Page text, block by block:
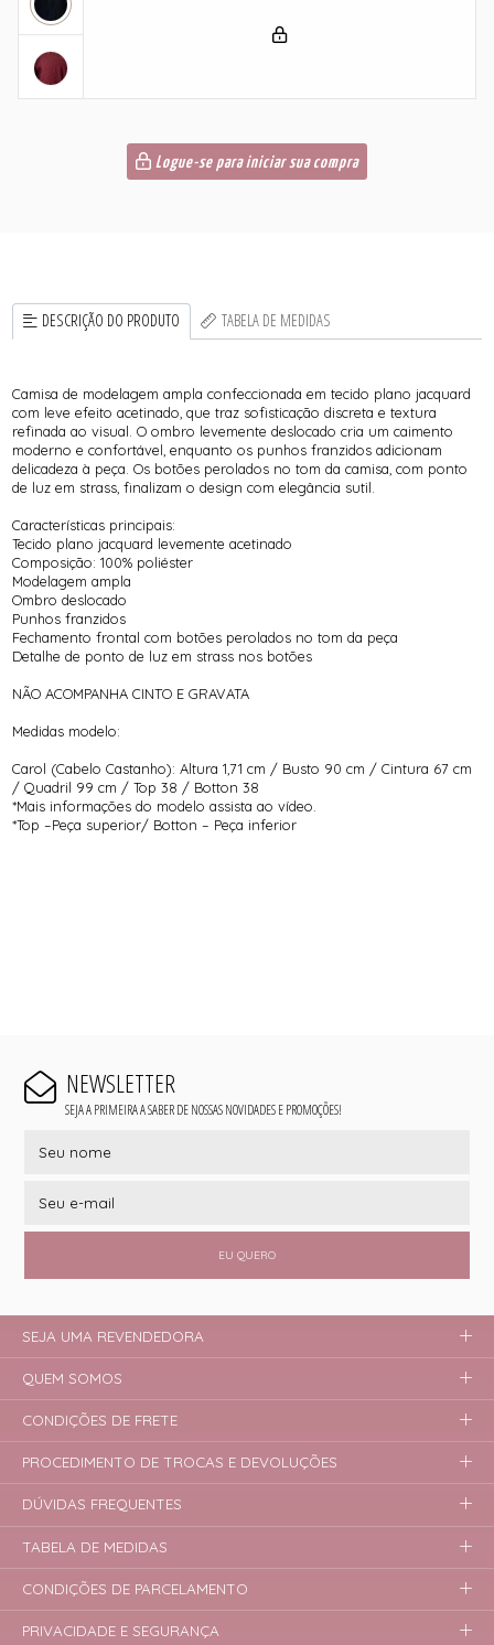
Logue-se para iniciar sua compra
DESCRIÇÃO DO PRODUTO TABELA DE MEDIDAS
Camisa de modelagem ampla confeccionada em tecido plano jacquard
com leve efeito acetinado, que traz sofisticação discreta e textura
refinada ao visual. O ombro levemente deslocado cria um caimento
moderno e confortável, enquanto os punhos franzidos adicionam
delicadeza à peça. Os botões perolados no tom da camisa, com ponto
de luz em strass, finalizam o design com elegância sutil.
Características principais:
Tecido plano jacquard levemente acetinado
Composição: 100% poliéster
Modelagem ampla
Ombro deslocado
Punhos franzidos
Fechamento frontal com botões perolados no tom da peça
Detalhe de ponto de luz em strass nos botões
NÃO ACOMPANHA CINTO E GRAVATA
Medidas modelo:
Carol (Cabelo Castanho): Altura 1,71 cm / Busto 90 cm / Cintura 67 cm
/ Quadril 99 cm / Top 38 / Botton 38
*Mais informações do modelo assista ao vídeo.
*Top –Peça superior/ Botton – Peça inferior
NEWSLETTER
SEJA A PRIMEIRA A SABER DE NOSSAS NOVIDADES E PROMOÇÕES!
EU QUERO
SEJA UMA REVENDEDORA
QUEM SOMOS
CONDIÇÕES DE FRETE
PROCEDIMENTO DE TROCAS E DEVOLUÇÕES
DÚVIDAS FREQUENTES
TABELA DE MEDIDAS
CONDIÇÕES DE PARCELAMENTO
PRIVACIDADE E SEGURANÇA